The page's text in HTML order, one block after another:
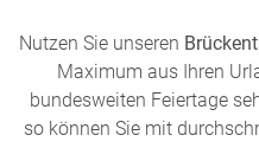
Nutzen Sie unseren
Maximum aus Ihren
bundesweiten Feiertage
so können Sie mit